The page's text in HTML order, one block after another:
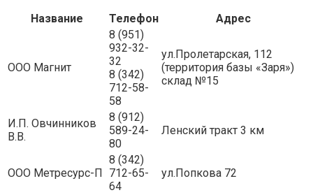
Название
Телефон Адрес
ООО Магнит
8 (951)
932-32-
32
8 (342)
712-58-
58
ул.Пролетарская, 112
(территория базы «Заря»)
склад №15
И.П. Овчинников
В.В.
8 (912)
589-24-
80
Ленский тракт 3 км
ООО Метресурс-П
8 (342)
712-65-
64
ул.Попкова 72